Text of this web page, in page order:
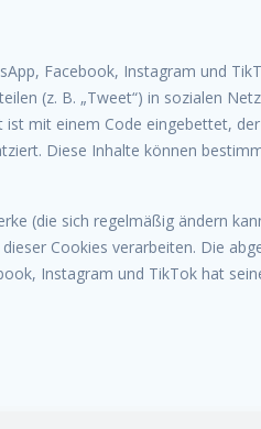
Facebook, Instagram und
(z. B. „Tweet“) in sozialen
mit einem Code eingebettet,
Diese Inhalte können
(die sich regelmäßig ändern
Cookies verarbeiten. Die
Instagram und TikTok hat